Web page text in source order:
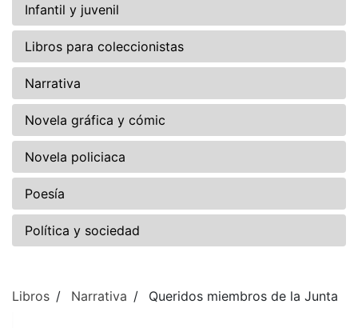
Infantil y juvenil
Libros para coleccionistas
Narrativa
Novela gráfica y cómic
Novela policiaca
Poesía
Política y sociedad
Libros Narrativa Queridos miembros de la Junta